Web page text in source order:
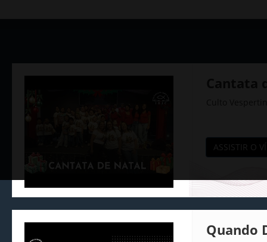
ASSISTIR O
Quando